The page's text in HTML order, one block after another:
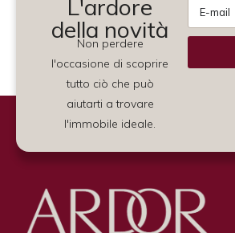
L'ardore
della novità
Non perdere
l'occasione di scoprire
tutto ciò che può
aiutarti a trovare
l'immobile ideale.